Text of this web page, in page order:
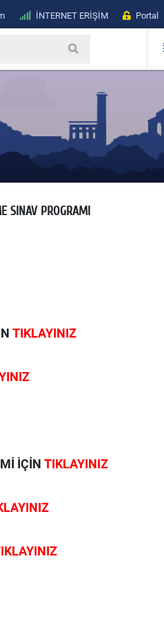
İNTERNET ERİŞİM Portal
SINAV PROGRAMI
TIKLAYINIZ
İÇİN TIKLAYINIZ